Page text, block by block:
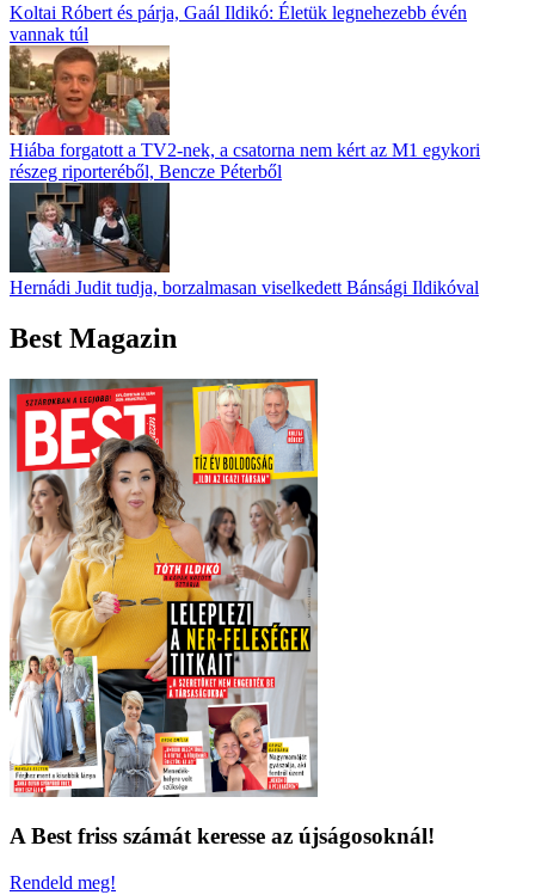
Koltai Róbert és párja, Gaál Ildikó: Életük legnehezebb évén
vannak túl
Hiába forgatott a TV2-nek, a csatorna nem kért az M1 egykori
részeg riporteréből, Bencze Péterből
Hernádi Judit tudja, borzalmasan viselkedett Bánsági Ildikóval
Best Magazin
A Best friss számát keresse az újságosoknál!
Rendeld meg!